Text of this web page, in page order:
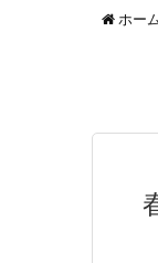
ホー